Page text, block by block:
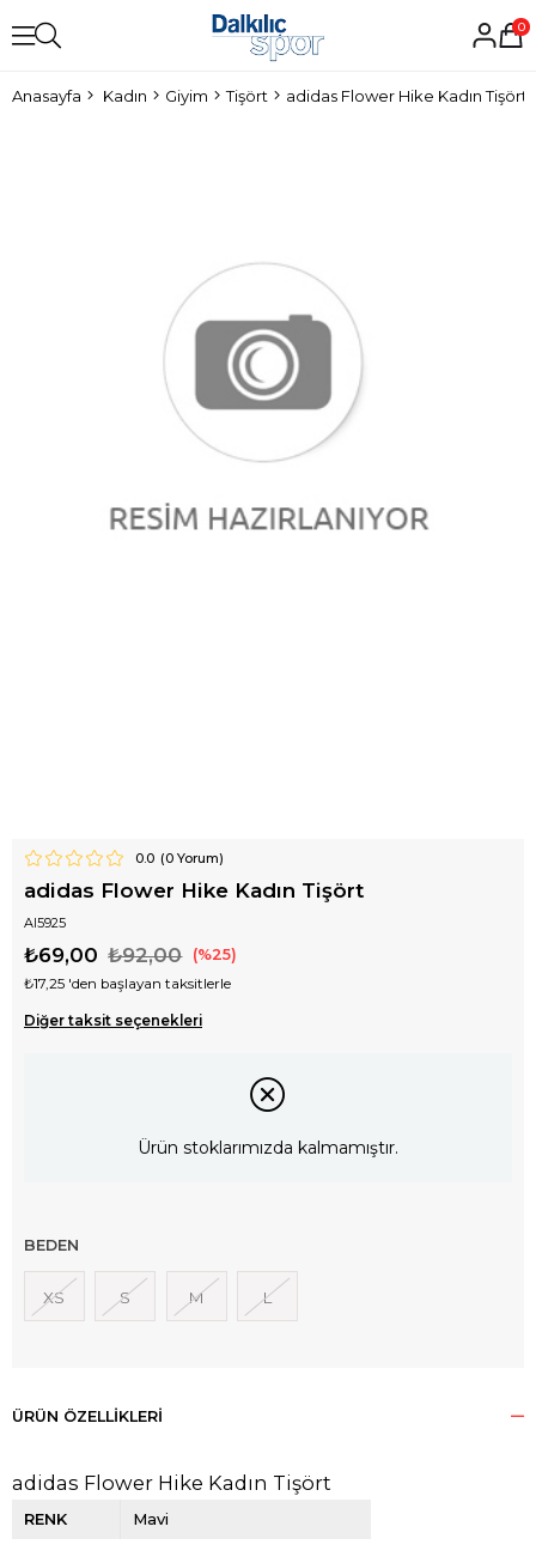
0
Anasayfa Kadın Giyim Tişört adidas Flower Hike Kadın Tişört
0.0 (0Yorum)
adidas Flower Hike Kadın Tişört
AI5925
₺92,00
₺69,00 25
₺17,25 'den başlayan taksitlerle
Diğer taksit seçenekleri
Ürün stoklarımızda kalmamıştır.
BEDEN
XS S M L
ÜRÜN ÖZELLIKLERI
adidas Flower Hike Kadın Tişört
RENK Mavi